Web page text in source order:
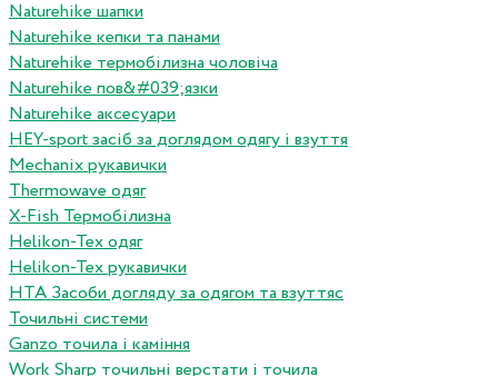
Naturehike шапки
Naturehike кепки та панами
Naturehike термобілизна чоловіча
Naturehike пов&#039;язки
Naturehike аксесуари
HEY-sport засіб за доглядом одягу і взуття
Mechanix рукавички
Thermowave одяг
X-Fish Термобілизна
Helikon-Tex одяг
Helikon-Tex рукавички
HTA Засоби догляду за одягом та взуттяс
Точильні системи
Ganzo точила і каміння
Work Sharp точильні верстати і точила